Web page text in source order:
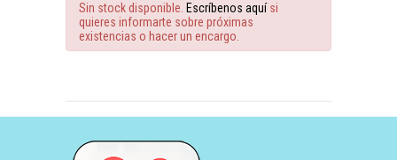
Sin stock disponible. Escríbenos aquísi
quieres informarte sobre próximas
existencias o hacer un encargo.